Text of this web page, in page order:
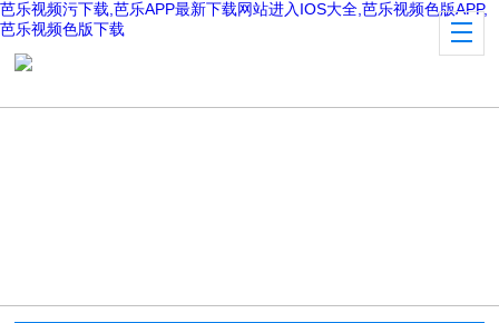
芭乐视频污下载,芭乐APP最新下载网站进入IOS大全,芭乐视频色版APP,
芭乐视频色版下载